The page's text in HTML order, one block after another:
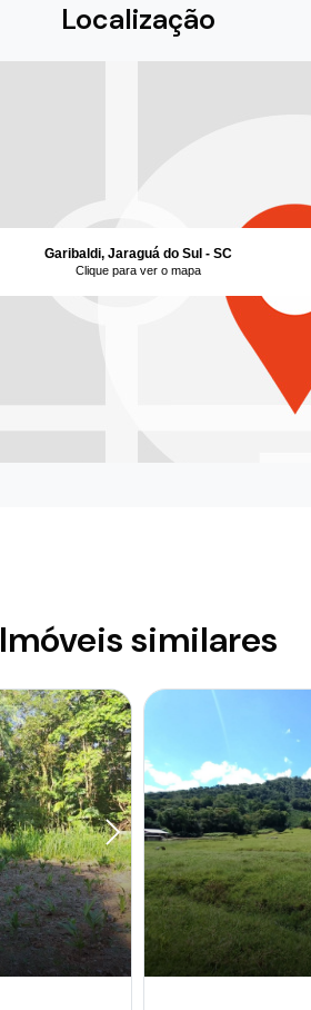
Localização
Garibaldi, Jaraguá do Sul - SC
Clique para ver o mapa
Imóveis similares